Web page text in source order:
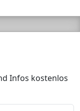
Infos kostenlos